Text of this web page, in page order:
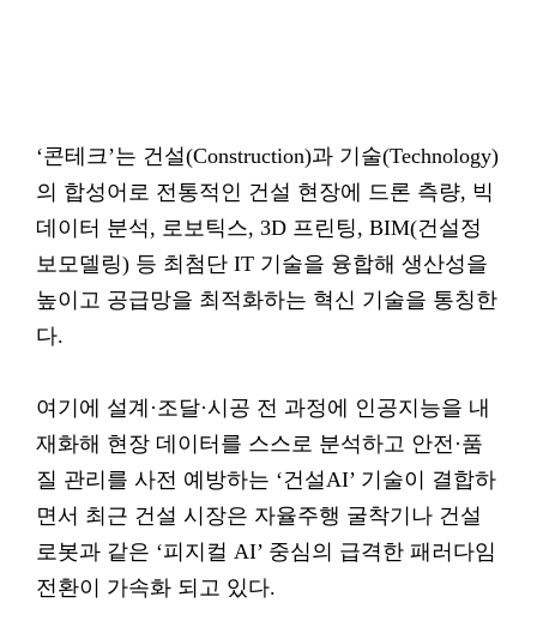
‘콘테크’는 건설(Construction)과 기술(Technology)
의 합성어로 전통적인 건설 현장에 드론 측량, 빅
데이터 분석, 로보틱스, 3D 프린팅, BIM(건설정
보모델링) 등 최첨단 IT 기술을 융합해 생산성을
높이고 공급망을 최적화하는 혁신 기술을 통칭한
다.
여기에 설계·조달·시공 전 과정에 인공지능을 내
재화해 현장 데이터를 스스로 분석하고 안전·품
질 관리를 사전 예방하는 ‘건설AI’ 기술이 결합하
면서 최근 건설 시장은 자율주행 굴착기나 건설
로봇과 같은 ‘피지컬 AI’ 중심의 급격한 패러다임
전환이 가속화 되고 있다.